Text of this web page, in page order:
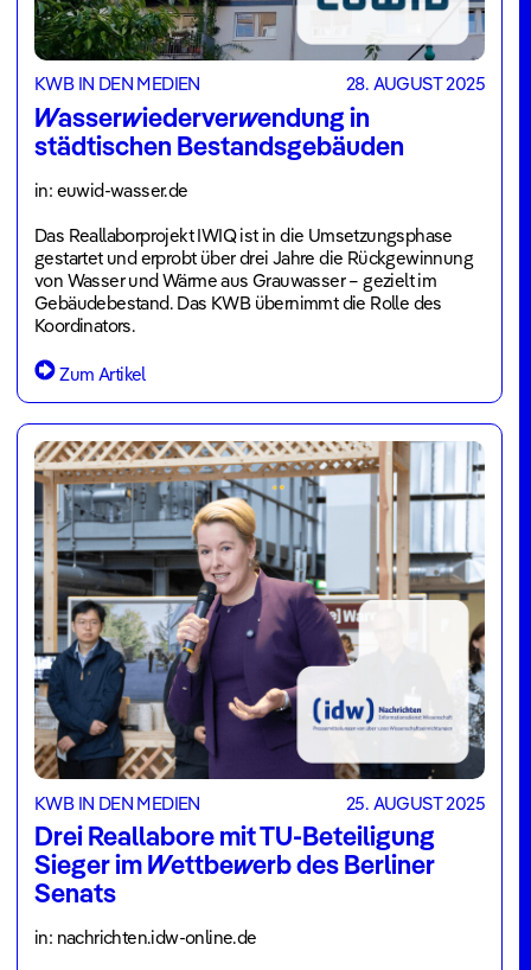
KWB IN DEN MEDIEN 28. AUGUST 2025
Wasserwiederverwendung in
städtischen Bestandsgebäuden
in: euwid-wasser.de
Das Reallaborprojekt IWIQ ist in die Umsetzungsphase
gestartet und erprobt über drei Jahre die Rückgewinnung
von Wasser und Wärme aus Grauwasser – gezielt im
Gebäudebestand. Das KWB übernimmt die Rolle des
Koordinators.
Zum Artikel
KWB IN DEN MEDIEN 25. AUGUST 2025
Drei Reallabore mit TU-Beteiligung
Sieger im Wettbewerb des Berliner
Senats
in: nachrichten.idw-online.de